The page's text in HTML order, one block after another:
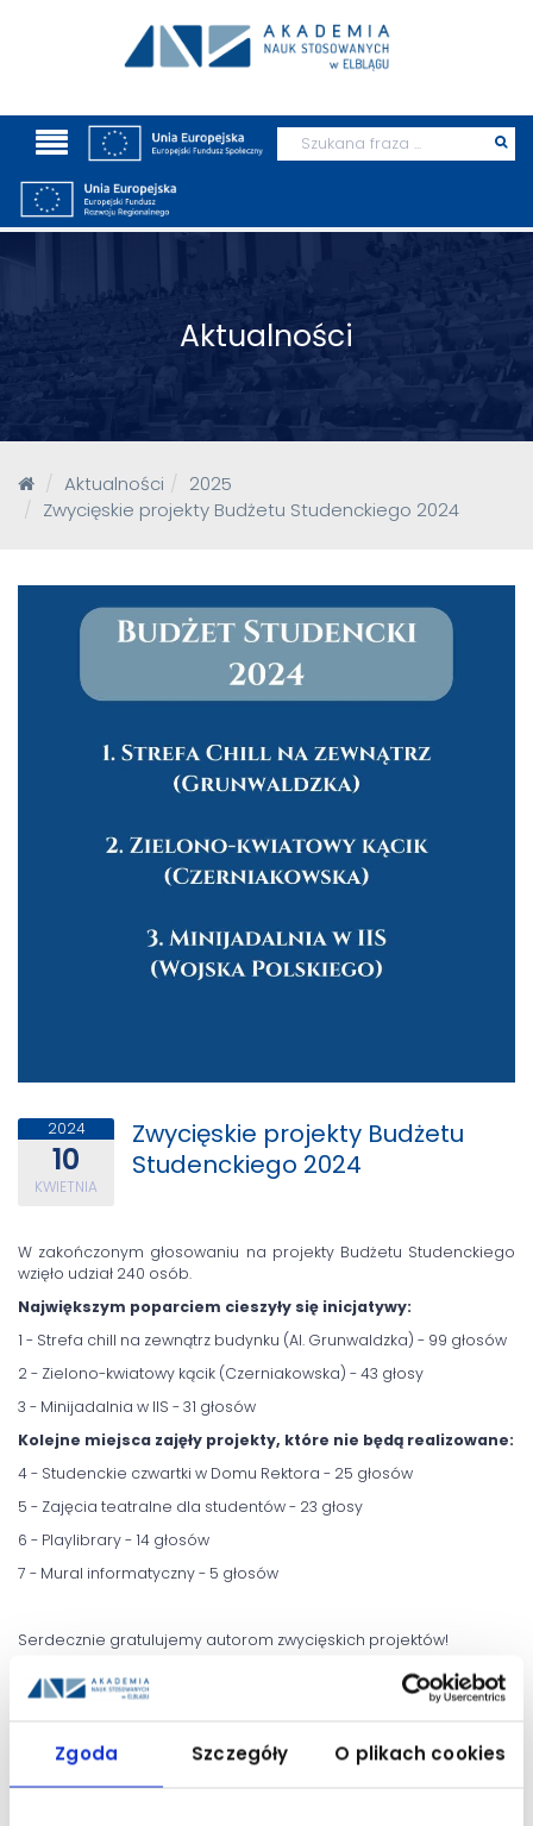
Zgoda Szczegóły O plikach cookies
Wyszukaj
Aktualności
Aktualności
2025
Zwycięskie projekty Budżetu Studenckiego 2024
2024
10
KWIETNIA
Zwycięskie projekty Budżetu
Studenckiego 2024
W zakończonym głosowaniu na projekty Budżetu Studenckiego
wzięło udział 240 osób.
Największym poparciem cieszyły się inicjatywy:
1 - Strefa chill na zewnątrz budynku (Al. Grunwaldzka) - 99 głosów
2 - Zielono-kwiatowy kącik (Czerniakowska) - 43 głosy
3 - Minijadalnia w IIS - 31 głosów
Kolejne miejsca zajęły projekty, które nie będą realizowane:
4 - Studenckie czwartki w Domu Rektora - 25 głosów
5 - Zajęcia teatralne dla studentów - 23 głosy
6 - Playlibrary - 14 głosów
7 - Mural informatyczny - 5 głosów
Serdecznie gratulujemy autorom zwycięskich projektów!